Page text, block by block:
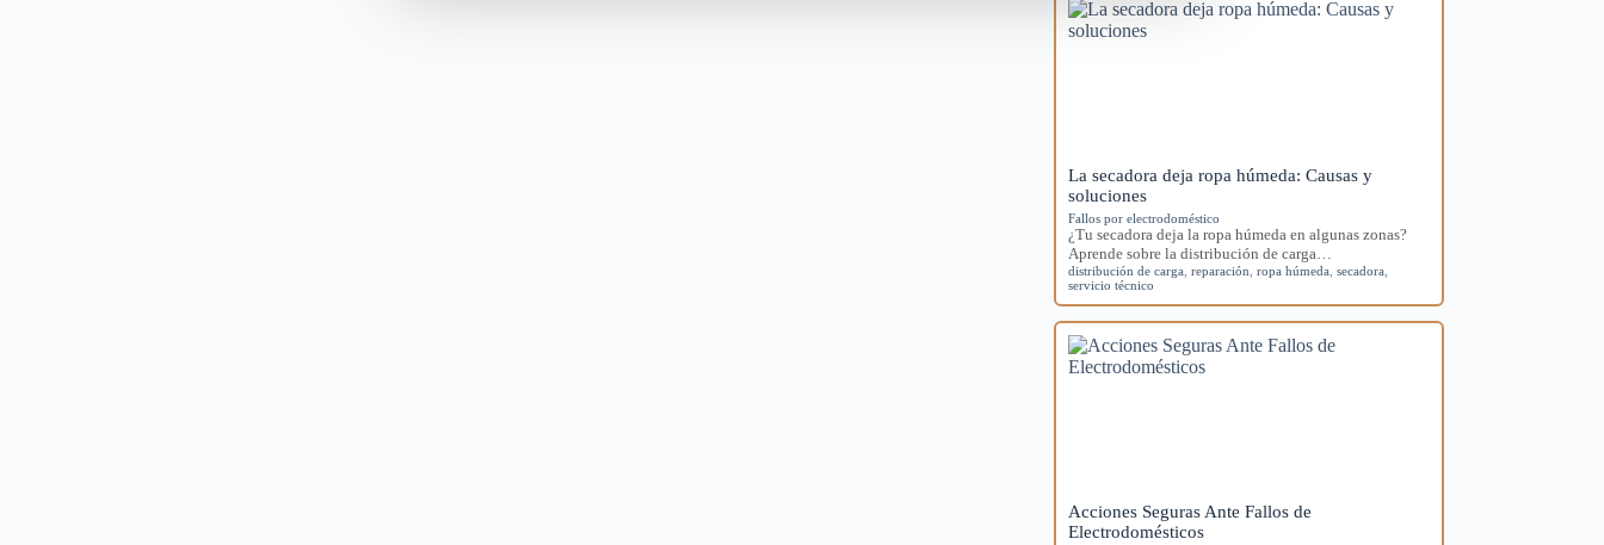
La secadora deja ropa húmeda: Causas y
soluciones
Fallos por electrodoméstico
¿Tu secadora deja la ropa húmeda en algunas zonas?
Aprende sobre la distribución de carga…
distribución de carga ,reparación ,ropa húmeda ,secadora
servicio técnico
Acciones Seguras Ante Fallos de
Electrodomésticos